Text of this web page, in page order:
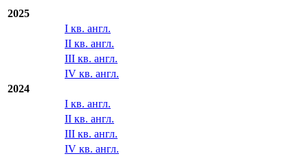
2025
I кв. англ.
II кв. англ.
III кв. англ.
IV кв. англ.
2024
I кв. англ.
II кв. англ.
III кв. англ.
IV кв. англ.